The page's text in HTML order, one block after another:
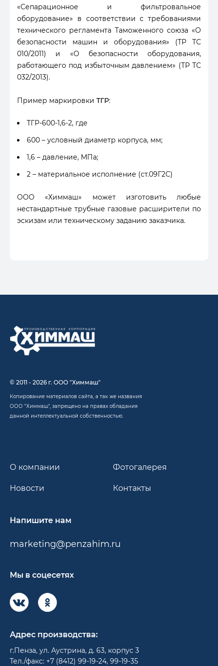
«Сепарационное и фильтровальное
оборудование» в соответствии с требованиями
технического регламента Таможенного союза «О
безопасности машин и оборудования» (ТР ТС
010/2011) и «О безопасности оборудования,
работающего под избыточным давлением» (ТР ТС
032/2013).
Пример маркировки ТГР:
ТГР-600-1,6-2, где
600 – условный диаметр корпуса, мм;
1,6 – давление, МПа;
2 – материальное исполнение (ст.09Г2С)
ООО «Химмаш» может изготовить любые
нестандартные трубные газовые расширители по
эскизам или техническому заданию заказчика.
© 2011 - 2026 г. ООО "Химмаш"
Копирование материалов сайта, а так же названия
ООО "Химмаш", запрещено на правах обладания
данной интеллектуальной собственностью.
О компании
Новости
Фотогалерея
Контакты
Напишите нам
marketing@penzahim.ru
Мы в соцесетях
Адрес производства:
г.Пенза, ул. Аустрина, д. 63, корпус 3
Тел./факс: +7 (8412) 99-19-24, 99-19-35